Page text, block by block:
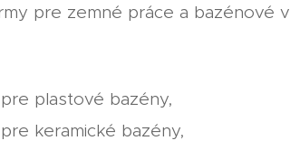
pre zemné práce a bazénové
plastové bazény,
keramické bazény,